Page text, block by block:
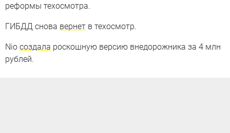
реформы техосмотра.
ГИБДД снова вернет в техосмотр.
Nio создала роскошную версию внедорожника за 4 млн
рублей.